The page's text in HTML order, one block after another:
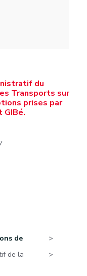
du
Transports sur
prises par
GIBé.
de
de la